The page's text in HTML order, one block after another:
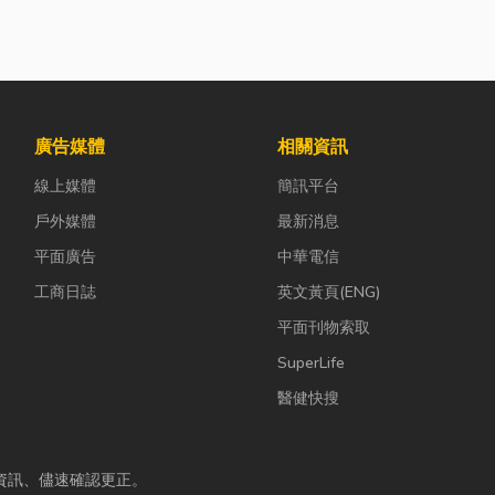
廣告媒體
線上媒體
戶外媒體
平面廣告
工商日誌
相關資訊
簡訊平台
最新消息
中華電信
英文黃頁(ENG)
平面刊物索取
SuperLife
醫健快搜
、儘速確認更正。